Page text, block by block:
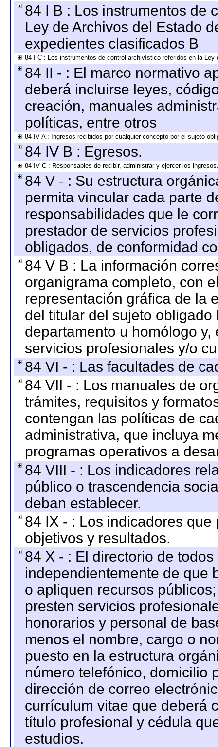
84 I B : Los instrumentos de
Ley de Archivos del Estado
expedientes clasificados B
84 I C : Los instrumentos de control archivístico referidos en la
84 II - : El marco normativo
deberá incluirse leyes,
creación, manuales
políticas, entre otros
84 IV A : Ingresos recibidos por cualquier concepto por el sujeto
84 IV B : Egresos.
84 IV C : Responsables de recibir, administrar y ejercer los ingresos.
84 V - : Su estructura
permita vincular cada parte
responsabilidades que le
prestador de servicios
obligados, de conformidad
84 V B : La información
organigrama completo, con
representación gráfica de la
del titular del sujeto
departamento u homólogo
servicios profesionales y/o
84 VI - : Las facultades de
84 VII - : Los manuales de
trámites, requisitos y
contengan las políticas de
administrativa, que incluya
programas operativos a
84 VIII - : Los indicadores
público o trascendencia
deban establecer.
84 IX - : Los indicadores
objetivos y resultados.
84 X - : El directorio de
independientemente de que
o apliquen recursos
presten servicios
honorarios y personal de
menos el nombre, cargo o
puesto en la estructura
número telefónico, domicilio
dirección de correo
currículum vitae que deberá
título profesional y cédula
estudios.